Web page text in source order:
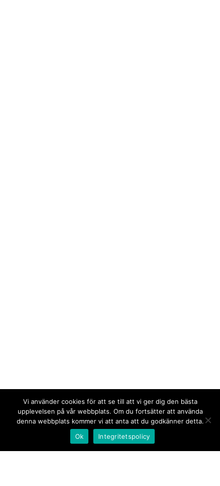
Vi använder cookies för att se till att vi ger dig den bästa
upplevelsen på vår webbplats. Om du fortsätter att använda
denna webbplats kommer vi att anta att du godkänner detta.
Ok
Integritetspolicy